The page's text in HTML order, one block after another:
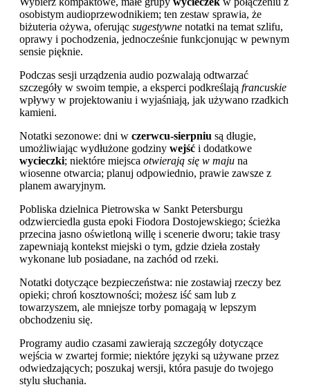
osobistym audioprzewodnikiem; ten zestaw sprawia, że
biżuteria ożywa, oferując sugestywne notatki na temat szlifu,
oprawy i pochodzenia, jednocześnie funkcjonując w pewnym
sensie pięknie.
Podczas sesji urządzenia audio pozwalają odtwarzać
szczegóły w swoim tempie, a eksperci podkreślają francuskie
wpływy w projektowaniu i wyjaśniają, jak używano rzadkich
kamieni.
Notatki sezonowe: dni w czerwcu-sierpniu są długie,
umożliwiając wydłużone godziny wejść i dodatkowe
wycieczki; niektóre miejsca otwierają się w maju na
wiosenne otwarcia; planuj odpowiednio, prawie zawsze z
planem awaryjnym.
Pobliska dzielnica Pietrowska w Sankt Petersburgu
odzwierciedla gusta epoki Fiodora Dostojewskiego; ścieżka
przecina jasno oświetloną willę i scenerie dworu; takie trasy
zapewniają kontekst miejski o tym, gdzie dzieła zostały
wykonane lub posiadane, na zachód od rzeki.
Notatki dotyczące bezpieczeństwa: nie zostawiaj rzeczy bez
opieki; chroń kosztowności; możesz iść sam lub z
towarzyszem, ale mniejsze torby pomagają w lepszym
obchodzeniu się.
Programy audio czasami zawierają szczegóły dotyczące
wejścia w zwartej formie; niektóre języki są używane przez
odwiedzających; poszukaj wersji, która pasuje do twojego
stylu słuchania.